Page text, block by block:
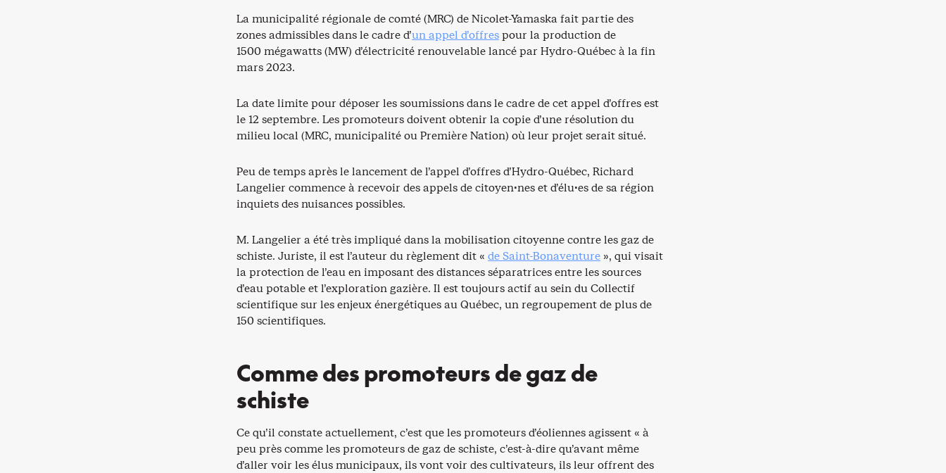
La municipalité régionale de comté (MRC) de Nicolet-Yamaska fait partie des
zones admissibles dans le cadre d’un appel d’offrespour la production de
1500 mégawatts (MW) d’électricité renouvelable lancé par Hydro-Québec à la fin
mars 2023.
La date limite pour déposer les soumissions dans le cadre de cet appel d’offres est
le 12 septembre. Les promoteurs doivent obtenir la copie d’une résolution du
milieu local (MRC, municipalité ou Première Nation) où leur projet serait situé.
Peu de temps après le lancement de l’appel d’offres d’Hydro-Québec, Richard
Langelier commence à recevoir des appels de citoyen·nes et d’élu·es de sa région
inquiets des nuisances possibles.
M. Langelier a été très impliqué dans la mobilisation citoyenne contre les gaz de
schiste. Juriste, il est l’auteur du règlement dit « de Saint-Bonaventure », qui visait
la protection de l’eau en imposant des distances séparatrices entre les sources
d’eau potable et l’exploration gazière. Il est toujours actif au sein du Collectif
scientifique sur les enjeux énergétiques au Québec, un regroupement de plus de
150 scientifiques.
Comme des promoteurs de gaz de
schiste
Ce qu’il constate actuellement, c’est que les promoteurs d’éoliennes agissent « à
peu près comme les promoteurs de gaz de schiste, c’est-à-dire qu’avant même
d’aller voir les élus municipaux, ils vont voir des cultivateurs, ils leur offrent des